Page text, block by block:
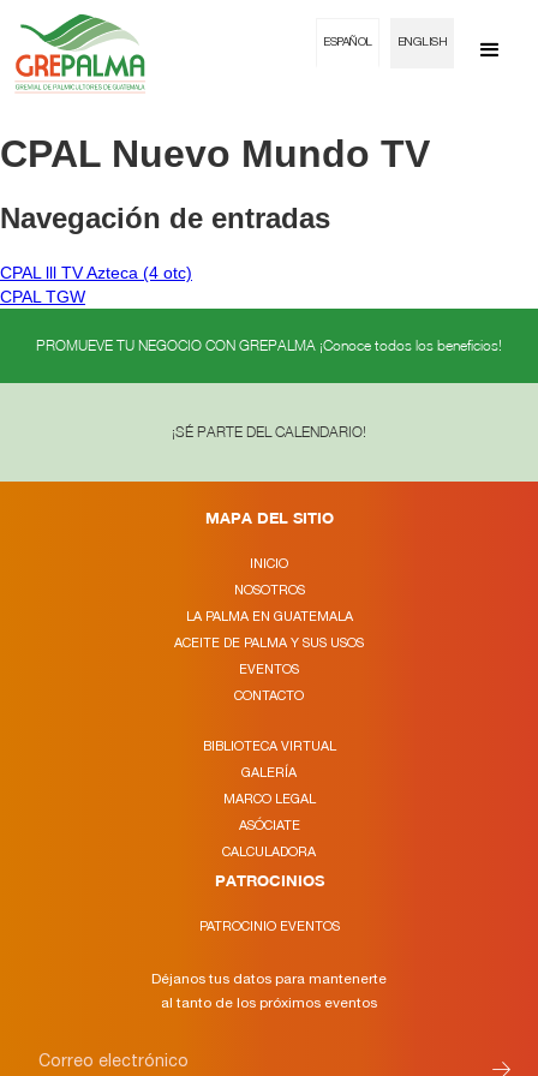
ESPAÑOL ENGLISH
CPAL Nuevo Mundo TV
Navegación de entradas
CPAL lll TV Azteca (4 otc)
CPAL TGW
PROMUEVE TU NEGOCIO CON GREPALMA ¡Conoce todos los beneficios!
¡SÉ PARTE DEL CALENDARIO!
MAPA DEL SITIO
INICIO
NOSOTROS
LA PALMA EN GUATEMALA
ACEITE DE PALMA Y SUS USOS
EVENTOS
CONTACTO
BIBLIOTECA VIRTUAL
GALERÍA
MARCO LEGAL
ASÓCIATE
CALCULADORA
PATROCINIOS
PATROCINIO EVENTOS
Déjanos tus datos para mantenerte
al tanto de los próximos eventos